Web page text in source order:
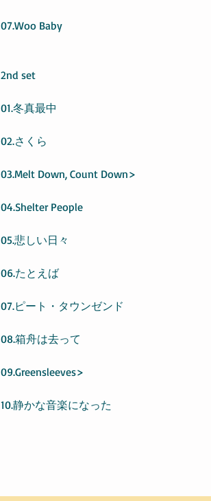
07.Woo Baby
2nd set
01.冬真最中
02.さくら
03.Melt Down, Count Down>
04.Shelter People
05.悲しい日々
06.たとえば
07.ピート・タウンゼンド
08.箱舟は去って
09.Greensleeves>
10.静かな音楽になった